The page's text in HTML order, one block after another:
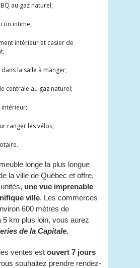
au gaz naturel;
intime;
intérieur et casier de
la salle à manger;
centrale au gaz naturel;
intérieur;
ranger les vélos;
longe la plus longue
la ville de Québec et offre,
une vue imprenable
ville. Les commerces
600 mètres de
5 km plus loin, vous aurez
de la Capitale.
ventes est ouvert 7 jours
souhaitez prendre rendez-